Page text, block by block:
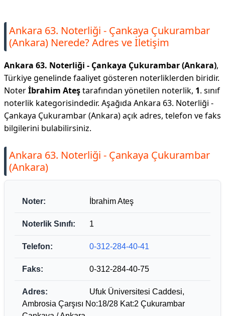
Ankara 63. Noterliği - Çankaya Çukurambar
(Ankara) Nerede? Adres ve İletişim
Ankara 63. Noterliği - Çankaya Çukurambar (Ankara),
Türkiye genelinde faaliyet gösteren noterliklerden biridir.
Noterİbrahim Ateştarafından yönetilen noterlik, 1. sınıf
noterlik kategorisindedir. Aşağıda Ankara 63. Noterliği -
Çankaya Çukurambar (Ankara) açık adres, telefon ve faks
bilgilerini bulabilirsiniz.
Ankara 63. Noterliği - Çankaya Çukurambar
(Ankara)
Noter: İbrahim Ateş
Noterlik Sınıfı: 1
Telefon: 0-312-284-40-41
Faks: 0-312-284-40-75
Adres:
Ufuk Üniversitesi Caddesi,
Ambrosia Çarşısı No:18/28 Kat:2 Çukurambar